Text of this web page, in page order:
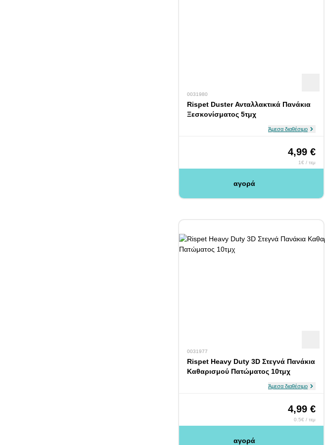
0031980
Rispet Duster Ανταλλακτικά Πανάκια
Ξεσκονίσματος 5τμχ
Άμεσα διαθέσιμο
4,99 €
1€ / τεμ
αγορά
0031977
Rispet Heavy Duty 3D Στεγνά Πανάκια
Καθαρισμού Πατώματος 10τμχ
Άμεσα διαθέσιμο
4,99 €
0.5€ / τεμ
αγορά